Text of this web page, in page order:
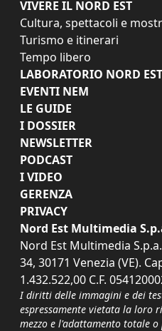
VIVERE IL NORD EST
Cultura, spettacoli e
Turismo e itinerari
Tempo libero
LABORATORIO NORD EST
EVENTI NEM
LE GUIDE
I DOSSIER
NEWSLETTER
PODCAST
I VIDEO
GERENZA
PRIVACY
Nord Est Multimedia
Nord Est Multimedia
34, 30171 Venezia (VE).
1.432.522,00 C.F.
I diritti delle immagini e dei
espressamente vietata la loro
mezzo e l'adattamento totale o